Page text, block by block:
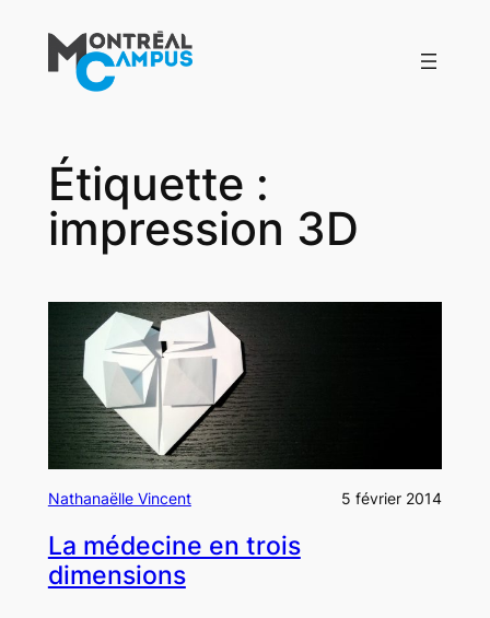
contenu
Étiquette :
impression 3D
Nathanaëlle Vincent 5 février 2014
La médecine en trois
dimensions